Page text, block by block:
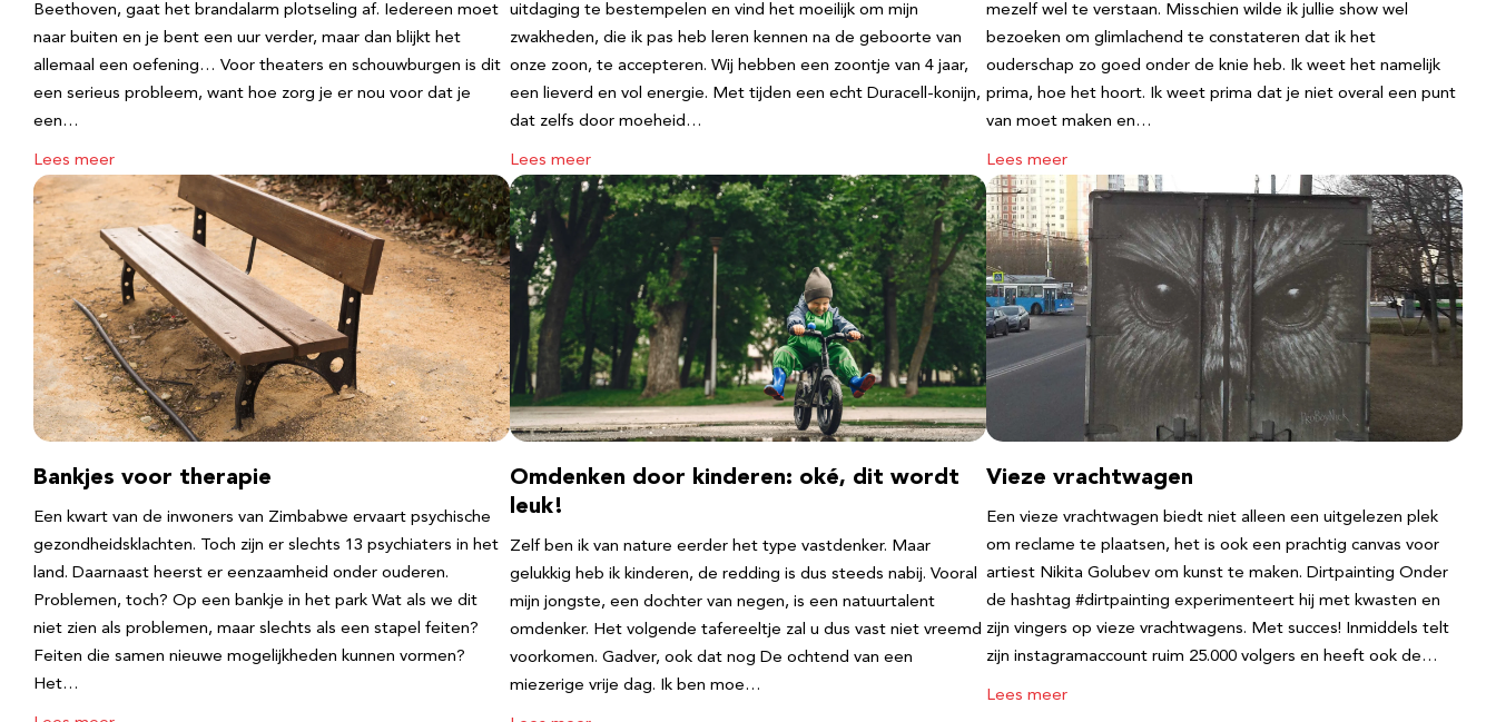
Beethoven, gaat het brandalarm plotseling af. Iedereen moet
naar buiten en je bent een uur verder, maar dan blijkt het
allemaal een oefening… Voor theaters en schouwburgen is dit
een serieus probleem, want hoe zorg je er nou voor dat je
een…
Lees meer
uitdaging te bestempelen en vind het moeilijk om mijn
zwakheden, die ik pas heb leren kennen na de geboorte van
onze zoon, te accepteren. Wij hebben een zoontje van 4 jaar,
een lieverd en vol energie. Met tijden een echt Duracell-konijn,
dat zelfs door moeheid…
Lees meer
mezelf wel te verstaan. Misschien wilde ik jullie show wel
bezoeken om glimlachend te constateren dat ik het
ouderschap zo goed onder de knie heb. Ik weet het namelijk
prima, hoe het hoort. Ik weet prima dat je niet overal een punt
van moet maken en…
Lees meer
Bankjes voor therapie
Een kwart van de inwoners van Zimbabwe ervaart psychische
gezondheidsklachten. Toch zijn er slechts 13 psychiaters in het
land. Daarnaast heerst er eenzaamheid onder ouderen.
Problemen, toch? Op een bankje in het park Wat als we dit
niet zien als problemen, maar slechts als een stapel feiten?
Feiten die samen nieuwe mogelijkheden kunnen vormen?
Het…
Omdenken door kinderen: oké, dit wordt
leuk!
Zelf ben ik van nature eerder het type vastdenker. Maar
gelukkig heb ik kinderen, de redding is dus steeds nabij. Vooral
mijn jongste, een dochter van negen, is een natuurtalent
omdenker. Het volgende tafereeltje zal u dus vast niet vreemd
voorkomen. Gadver, ook dat nog De ochtend van een
miezerige vrije dag. Ik ben moe…
Vieze vrachtwagen
Een vieze vrachtwagen biedt niet alleen een uitgelezen plek
om reclame te plaatsen, het is ook een prachtig canvas voor
artiest Nikita Golubev om kunst te maken. Dirtpainting Onder
de hashtag #dirtpainting experimenteert hij met kwasten en
zijn vingers op vieze vrachtwagens. Met succes! Inmiddels telt
zijn instagramaccount ruim 25.000 volgers en heeft ook de…
Lees meer